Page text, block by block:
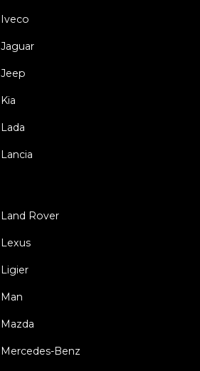
Iveco
Jaguar
Jeep
Kia
Lada
Lancia
Land Rover
Lexus
Ligier
Man
Mazda
Mercedes-Benz